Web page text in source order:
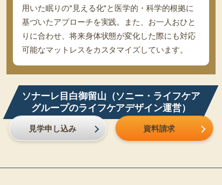
用いた眠りの"見える化"と医学的・科学的根拠に
基づいたアプローチを実践。また、お一人おひと
りに合わせ、将来身体状態が変化した際にも対応
可能なマットレスをカスタマイズしています。
ソナーレ目白御留山（ソニー・ライフケア
グループのライフケアデザイン運営）
見学申し込み 資料請求